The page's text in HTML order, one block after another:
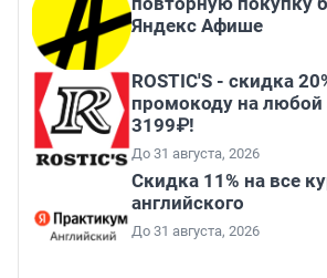
Яндекс Афише
ROSTIC'S - скидка
промокоду на любой
3199₽!
До 31 августа, 2026
Скидка 11% на все
английского
До 31 августа, 2026